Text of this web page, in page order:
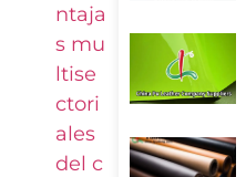
ntaja
s mu
ltise
ctori
ales
del c